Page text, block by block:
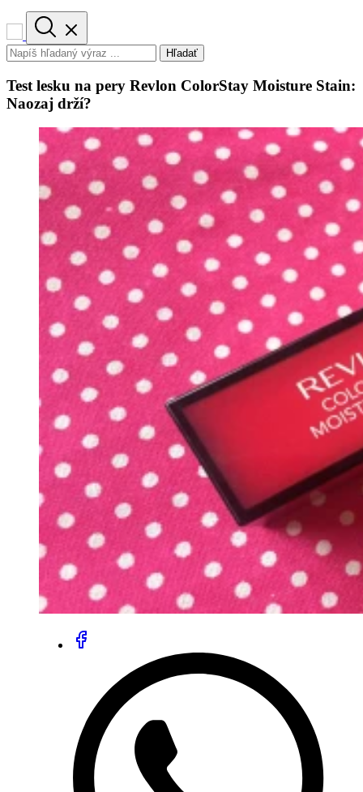
Hľadať
Test lesku na pery Revlon ColorStay Moisture Stain:
Naozaj drží?